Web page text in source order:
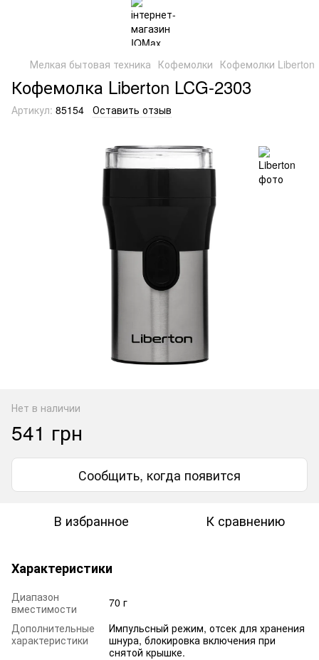
Мелкая бытовая техника Кофемолки Кофемолки Liberton
Кофемолка Liberton LCG-2303
Артикул: 85154 Оставить отзыв
Нет в наличии
541 грн
Сообщить, когда появится
В избранное К сравнению
Характеристики
Диапазон
вместимости
70 г
Дополнительные
характеристики
Импульсный режим, отсек для хранения
шнура, блокировка включения при
снятой крышке.